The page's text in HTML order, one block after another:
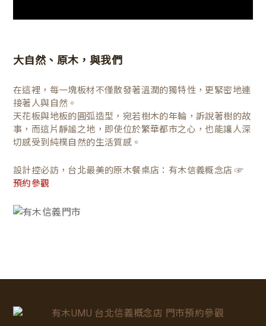
大自然、原木，與我們
在這裡，每一塊板材不僅散發著溫潤的獨特性，更緊密地連
接著人與自然。
天花板與地板的圓弧造型，宛若樹木的年輪，訴說著樹的故
事，而這片靜謐之地，即使位於繁華都市之心，也能讓人深
切感受到純樸自然的生活質感。
設計控必訪，台北最美的原木餐桌店：有木信義概念店 ☞
預約參觀